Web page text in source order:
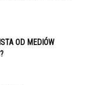
OD MEDIÓW